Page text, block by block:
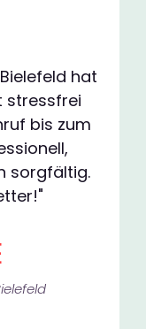
hat
stressfrei
bis zum
sorgfältig.